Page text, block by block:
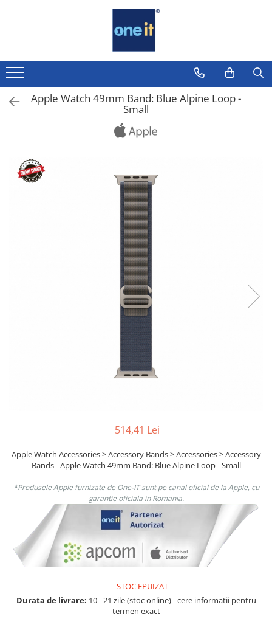
Laptop, Tablete & Telefoane
Laptop / Notebook
Notebook Consumer
Tablete & accesorii
Sisteme Desktop & Monitoare
Microfoane & Casti Gaming
Scaune Gaming
Tastaturi Gaming
Card Reader
Periferice PC
Camere Web
Adaptoare
Boxe
Casti
Apple Watch 49mm Band: Blue Alpine Loop -
Small
514,41 Lei
Apple Watch Accessories > Accessory Bands > Accessories > Accessory
Bands - Apple Watch 49mm Band: Blue Alpine Loop - Small
*Produsele Apple furnizate de One-IT sunt pe canal oficial de la Apple, cu
garantie oficiala in Romania.
STOC EPUIZAT
Durata de livrare: 10 - 21 zile (stoc online) - cere informatii pentru
termen exact